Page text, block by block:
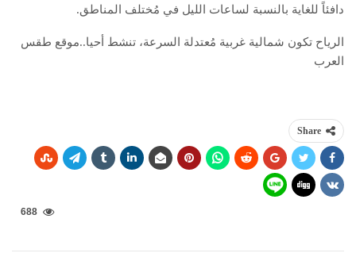
دافئاً للغاية بالنسبة لساعات الليل في مُختلف المناطق.
الرياح تكون شمالية غربية مُعتدلة السرعة، تنشط أحيا..موقع طقس
العرب
Share
688